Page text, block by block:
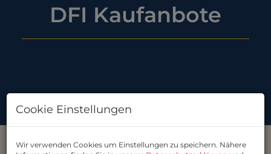
DFI Kaufanbote
Cookie Einstellungen
Wir verwenden Cookies um Einstellungen zu speichern. Nähere